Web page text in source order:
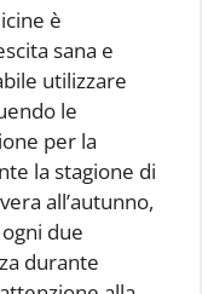
è
sana e
utilizzare
le
per la
la stagione di
all’autunno,
due
durante